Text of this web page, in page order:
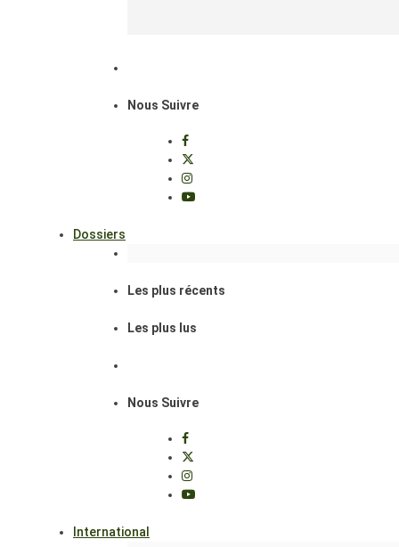
Nous Suivre
Dossiers
Les plus récents
Les plus lus
Nous Suivre
International